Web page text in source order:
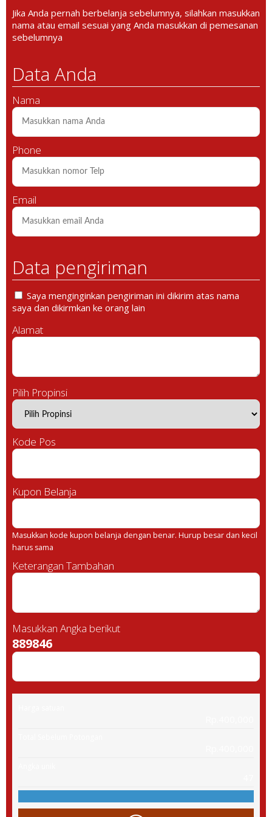
Jika Anda pernah berbelanja sebelumnya, silahkan masukkan
nama atau email sesuai yang Anda masukkan di pemesanan
sebelumnya
Data Anda
Nama
Phone
Email
Data pengiriman
Saya menginginkan pengiriman ini dikirim atas nama
saya dan dikirmkan ke orang lain
Alamat
Pilih Propinsi
Kode Pos
Kupon Belanja
Masukkan kode kupon belanja dengan benar. Hurup besar dan kecil
harus sama
Keterangan Tambahan
Masukkan Angka berikut
889846